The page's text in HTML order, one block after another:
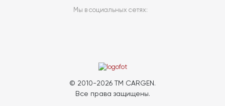
Мы в социальных сетях:
© 2010-2026 TM CARGEN.
Все права защищены.